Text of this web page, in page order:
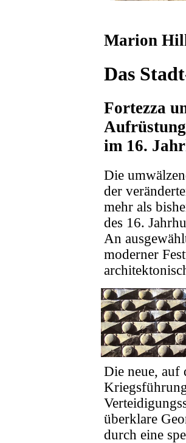
Marion
Das
Fortezza
Aufrüstung
im 16.
Die
der
mehr als
des 16.
An
moderner
Die neue, auf
überklare
durch eine